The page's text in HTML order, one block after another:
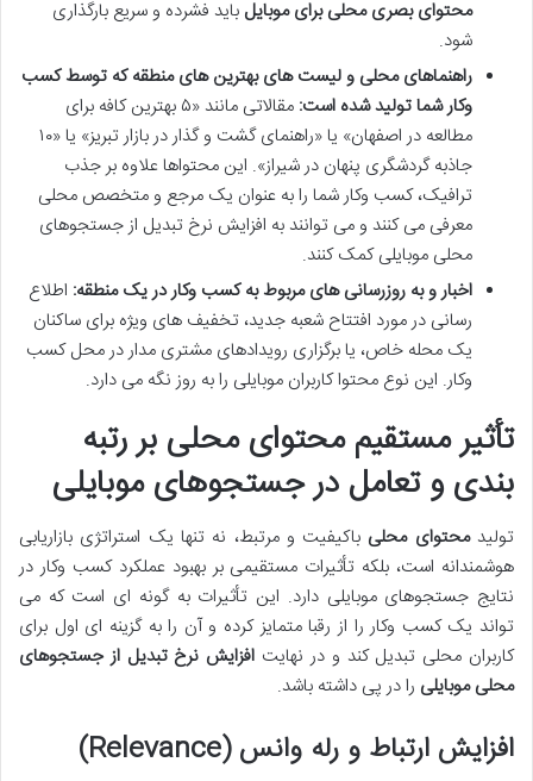
محتوای بصری محلی برای موبایل باید فشرده و سریع بارگذاری
شود.
راهنماهای محلی و لیست های بهترین های منطقه که توسط کسب
وکار شما تولید شده است:
مقالاتی مانند «۵ بهترین کافه برای
مطالعه در اصفهان» یا «راهنمای گشت و گذار در بازار تبریز» یا «۱۰
جاذبه گردشگری پنهان در شیراز». این محتواها علاوه بر جذب
ترافیک، کسب وکار شما را به عنوان یک مرجع و متخصص محلی
معرفی می کنند و می توانند به افزایش نرخ تبدیل از جستجوهای
محلی موبایلی کمک کنند.
اخبار و به روزرسانی های مربوط به کسب وکار در یک منطقه: اطلاع
رسانی در مورد افتتاح شعبه جدید، تخفیف های ویژه برای ساکنان
یک محله خاص، یا برگزاری رویدادهای مشتری مدار در محل کسب
وکار. این نوع محتوا کاربران موبایلی را به روز نگه می دارد.
تأثیر مستقیم محتوای محلی بر رتبه
بندی و تعامل در جستجوهای موبایلی
تولیدمحتوای محلی باکیفیت و مرتبط، نه تنها یک استراتژی بازاریابی
هوشمندانه است، بلکه تأثیرات مستقیمی بر بهبود عملکرد کسب وکار در
نتایج جستجوهای موبایلی دارد. این تأثیرات به گونه ای است که می
تواند یک کسب وکار را از رقبا متمایز کرده و آن را به گزینه ای اول برای
کاربران محلی تبدیل کند و در نهایت افزایش نرخ تبدیل از جستجوهای
محلی موبایلی را در پی داشته باشد.
افزایش ارتباط و رله وانس (Relevance)